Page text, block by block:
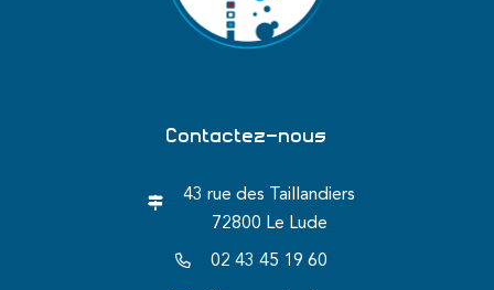
Contactez-nous
43 rue des Taillandiers
72800 Le Lude
02 43 45 19 60